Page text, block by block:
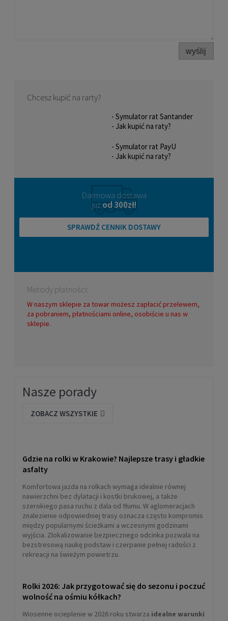
wyślij
Chcesz kupić na rarty?
- Symulator rat Santander
- Jak kupić na raty?
- Symulator rat PayU
- Jak kupić na raty?
Darmowa dostawa
już od 300zł!
SPRAWDŹ CENNIK DOSTAWY
Metody płatności:
W naszym sklepie za towar możesz zapłacić przelewem,
za pobraniem, płatnościami online, osobiście u nas w
sklepie.
Nasze porady
ZOBACZ WSZYSTKIE
Gdzie na rolki w Krakowie? Najlepsze trasy i gładkie
asfalty
Komfortowa jazda na rolkach wymaga idealnie równej
nawierzchni bez dylatacji i kostki brukowej, a także
szerokiego pasa ruchu z dala od tłumu. W aglomeracjach
znalezienie odpowiedniej trasy oznacza często kompromis
między popularnymi ścieżkami a wczesnymi godzinami
wyjścia. Zlokalizowanie bezpiecznego odcinka pozwala na
bezstresową naukę podstaw i czerpanie pełnej radości z
rekreacji na świeżym powietrzu.
Rolki 2026: Jak przygotować się do sezonu i poczuć
wolność na ośmiu kółkach?
Wiosenne ocieplenie w 2026 roku stwarza idealne warunki